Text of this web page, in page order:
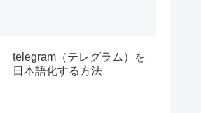
telegram（テレグラム）を
日本語化する方法